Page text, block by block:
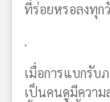
ที่ร่อยหรอลงทุก
.
เมื่อการแบกรับ
เป็นคนดูมีความ